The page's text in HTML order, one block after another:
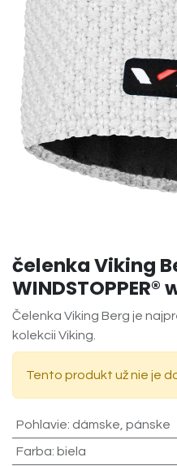
čelenka Viking
WINDSTOPPER®
Čelenka Viking Berg je
kolekcii Viking.
Tento produkt už nie je
Pohlavie: dámske, pánske
Farba: biela